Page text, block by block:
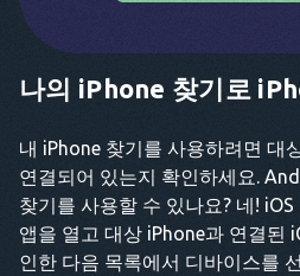
나의 iPhone 찾기로
내 iPhone 찾기를 사용하려면 대
연결되어 있는지 확인하세요.
찾기를 사용할 수 있나요? 네!
앱을 열고 대상 iPhone과 연결된
인한 다음 목록에서 디바이스를